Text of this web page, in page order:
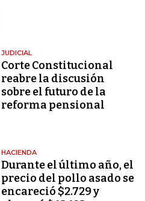
JUDICIAL
Corte Constitucional
reabre la discusión
sobre el futuro de la
reforma pensional
HACIENDA
Durante el último año, el
precio del pollo asado se
encareció $2.729 y